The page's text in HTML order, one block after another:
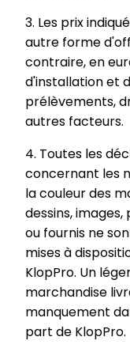
3. Les prix
autre forme
contraire, en
d'installation et
prélèvements,
autres facteurs.
4. Toutes les
concernant les
la couleur des
dessins,
ou fournis ne
mises à
KlopPro. Un
marchandise
manquement
part de KlopPro.